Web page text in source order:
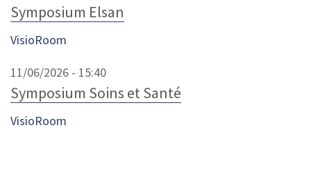
Symposium Elsan
VisioRoom
11/06/2026 - 15:40
Symposium Soins et Santé
VisioRoom